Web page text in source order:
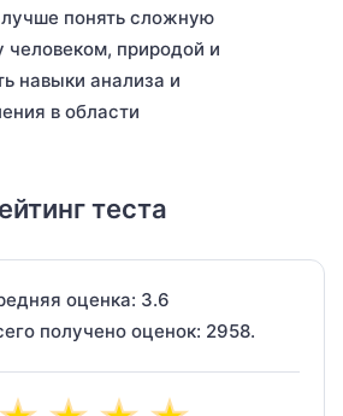
понять сложную
природой и
навыки анализа и
в области
теста
оценка: 3.6
получено оценок: 2958.